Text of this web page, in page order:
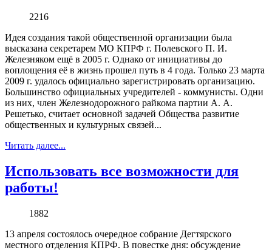
2216
Идея создания такой общественной организации была
высказана секретарем МО КПРФ г. Полевского П. И.
Железняком ещё в 2005 г. Однако от инициативы до
воплощения её в жизнь прошел путь в 4 года. Только 23 марта
2009 г. удалось официально зарегистрировать организацию.
Большинство официальных учредителей - коммунисты. Одни
из них, член Железнодорожного райкома партии А. А.
Решетько, считает основной задачей Общества развитие
общественных и культурных связей...
Читать далее...
Использовать все возможности для
работы!
1882
13 апреля состоялось очередное собрание Дегтярского
местного отделения КПРФ. В повестке дня: обсуждение